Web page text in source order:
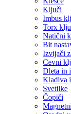
Ključi
Imbus
Torx
Natični
Bit
Izvijači
Cevni
Dleta in
Kladiva
Svetilke
Čopiči